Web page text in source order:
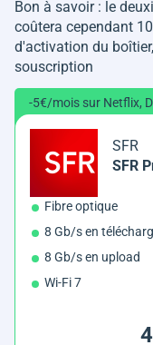
Bon à savoir : le
coûtera cependant
d'activation du
souscription
-5€/mois sur Netflix,
SFR
SFR
Fibre optique
8 Gb/s en
8 Gb/s en upload
Wi-Fi 7